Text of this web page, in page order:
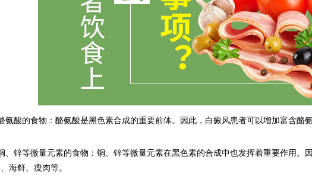
酸的食物：酪氨酸是黑色素合成的重要前体。因此，白癜风患者可以增加富含酪
锌等微量元素的食物：铜、锌等微量元素在黑色素的合成中也发挥着重要作用。
海鲜、瘦肉等。